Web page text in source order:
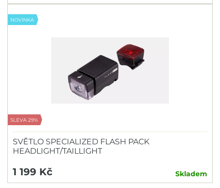
NOVINKA
SLEVA 29%
SVĚTLO SPECIALIZED FLASH PACK
HEADLIGHT/TAILLIGHT
1 199 Kč Skladem